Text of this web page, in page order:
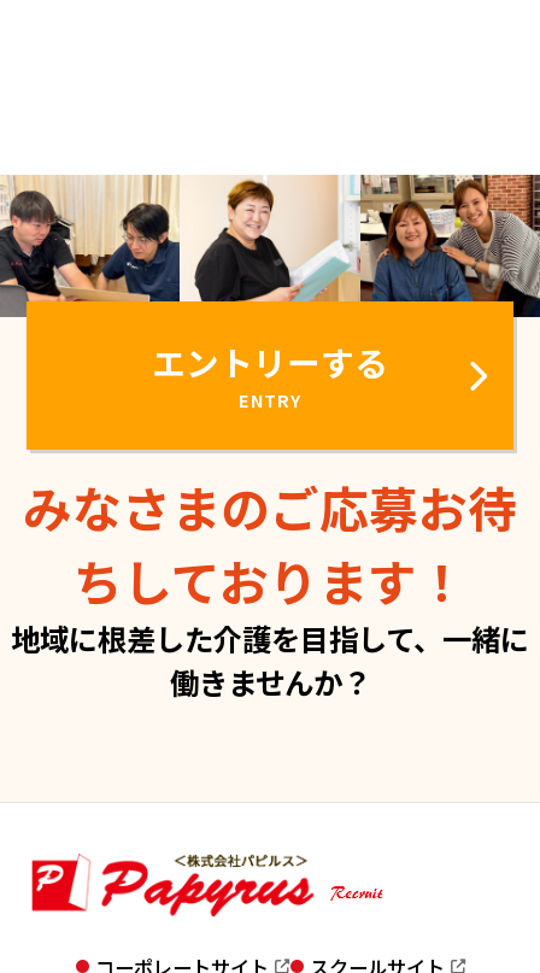
エントリーする
ENTRY
みなさまのご応募お待
ちしております！
地域に根差した介護を目指して、一緒に
働きませんか？
コーポレートサイト スクールサイト